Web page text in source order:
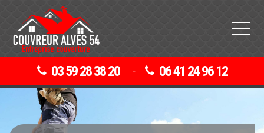
03 59 28 38 20 - 06 41 24 96 12